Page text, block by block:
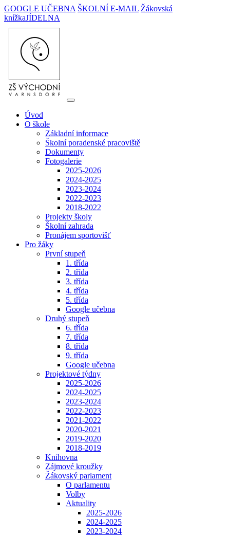
GOOGLE UČEBNA ŠKOLNÍ E-MAIL Žákovská
knížkaJÍDELNA
Úvod
O škole
Základní informace
Školní poradenské pracoviště
Dokumenty
Fotogalerie
2025-2026
2024-2025
2023-2024
2022-2023
2018-2022
Projekty školy
Školní zahrada
Pronájem sportovišť
Pro žáky
První stupeň
1. třída
2. třída
3. třída
4. třída
5. třída
Google učebna
Druhý stupeň
6. třída
7. třída
8. třída
9. třída
Google učebna
Projektové týdny
2025-2026
2024-2025
2023-2024
2022-2023
2021-2022
2020-2021
2019-2020
2018-2019
Knihovna
Zájmové kroužky
Žákovský parlament
O parlamentu
Volby
Aktuality
2025-2026
2024-2025
2023-2024